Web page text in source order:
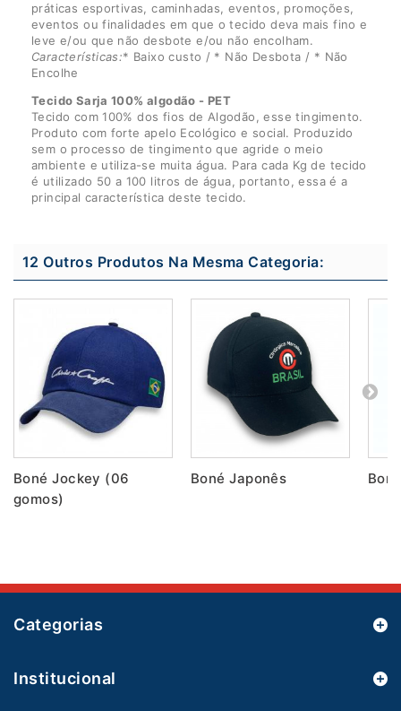
práticas esportivas, caminhadas, eventos, promoções,
eventos ou finalidades em que o tecido deva mais fino e
leve e/ou que não desbote e/ou não encolham.
Características:* Baixo custo / * Não Desbota / * Não
Encolhe
Tecido Sarja 100% algodão - PET
Tecido com 100% dos fios de Algodão, esse tingimento.
Produto com forte apelo Ecológico e social. Produzido
sem o processo de tingimento que agride o meio
ambiente e utiliza-se muita água. Para cada Kg de tecido
é utilizado 50 a 100 litros de água, portanto, essa é a
principal característica deste tecido.
12 Outros Produtos Na Mesma Categoria:
Boné Jockey (06
gomos)
Boné Japonês
Categorias
Institucional